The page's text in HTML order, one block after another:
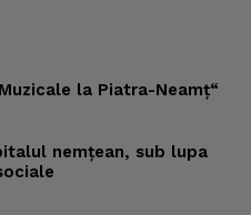
la Piatra-Neamţ“
nemţean, sub lupa